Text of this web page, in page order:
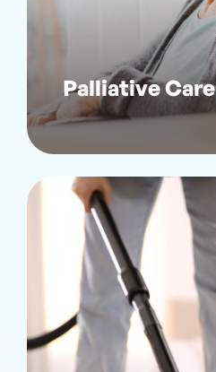
Palliative Care